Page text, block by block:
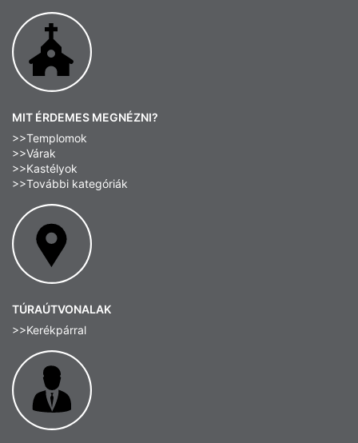
MIT ÉRDEMES MEGNÉZNI?
>>Templomok
>>Várak
>>Kastélyok
>>További kategóriák
TÚRAÚTVONALAK
>>Kerékpárral